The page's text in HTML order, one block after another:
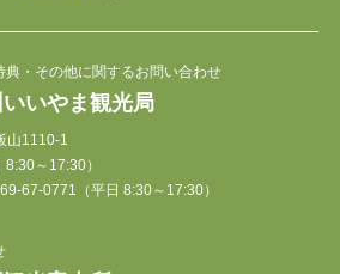
・その他に関するお問い合わせ
いやま観光局
山1110-1
8:30～17:30）
67-0771（平日 8:30～17:30）